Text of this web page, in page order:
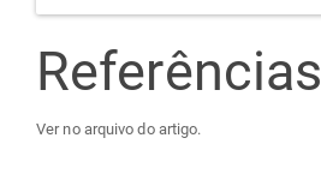
Referências
Ver no arquivo do artigo.